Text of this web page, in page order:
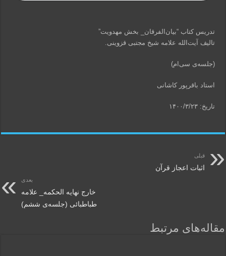
تدریس کتاب “بیان‌الفرقان_ بخش مهدویت”
تالیف آیت‌الله علامه شیخ مجتبی قزوینی.
(جلسه‌ی سی‌ام)
استاد باقرپور کاشانی
تاریخ: ۱۴۰۰/۳/۲۳
قبلی
اثبات اعجاز قرآن
بعدی
خارج نهایه الحکمه_ علامه
طباطبائی (جلسه‌ی ششم)
مقاله‌های مرتبط